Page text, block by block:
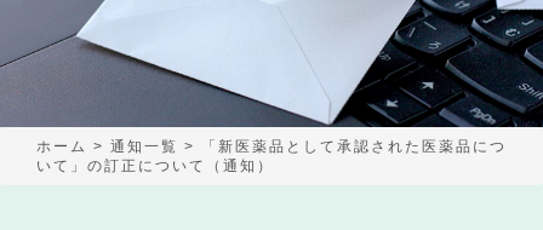
ホーム > 通知一覧 >
「新医薬品として承認された医薬品につ
いて」の訂正について（通知）